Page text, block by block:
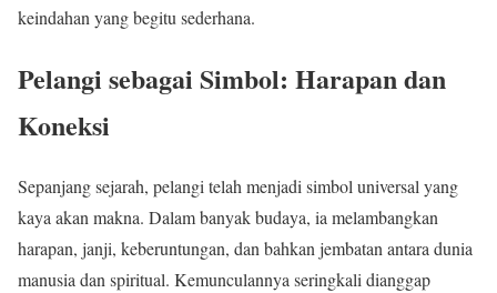
keindahan yang begitu sederhana.
Pelangi sebagai Simbol: Harapan dan
Koneksi
Sepanjang sejarah, pelangi telah menjadi simbol universal yang
kaya akan makna. Dalam banyak budaya, ia melambangkan
harapan, janji, keberuntungan, dan bahkan jembatan antara dunia
manusia dan spiritual. Kemunculannya seringkali dianggap